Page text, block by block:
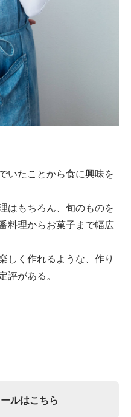
いたことから食に興味を
はもちろん、旬のものを
料理からお菓子まで幅広
しく作れるような、作り
評がある。
ルはこちら